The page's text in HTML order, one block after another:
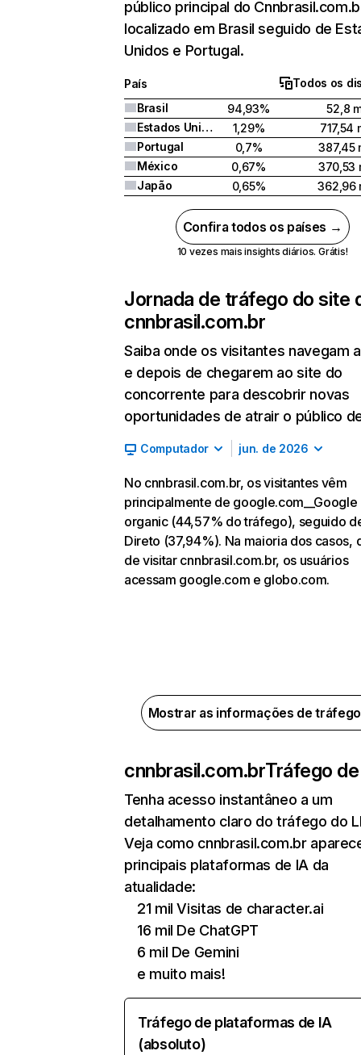
público principal do
localizado em Brasil seguido de
Unidos e Portugal.
País
Todos os
Brasil
94,93%
52,8
Estados Unidos
1,29%
717,54
Portugal
0,7%
387,45
México
0,67%
370,53
Japão
0,65% 362,96
Confira todos os países →
10 vezes mais insights diários. Grátis!
Jornada de tráfego do site
cnnbrasil.com.br
Saiba onde os visitantes navegam
e depois de chegarem ao site do
concorrente para descobrir novas
oportunidades de atrair o público
Computador jun. de 2026
No cnnbrasil.com.br, os visitantes vêm
principalmente de google.com__Google
organic (44,57% do tráfego), seguido
Direto (37,94%). Na maioria dos casos,
de visitar cnnbrasil.com.br, os usuários
acessam google.com e globo.com.
Mostrar as informações de
cnnbrasil.com.brTráfego
Tenha acesso instantâneo a um
detalhamento claro do tráfego do
Veja como cnnbrasil.com.br
principais plataformas de IA da
atualidade:
21 mil Visitas de character.ai
16 mil De ChatGPT
6 mil De Gemini
e muito mais!
Tráfego de plataformas de IA
(absoluto)